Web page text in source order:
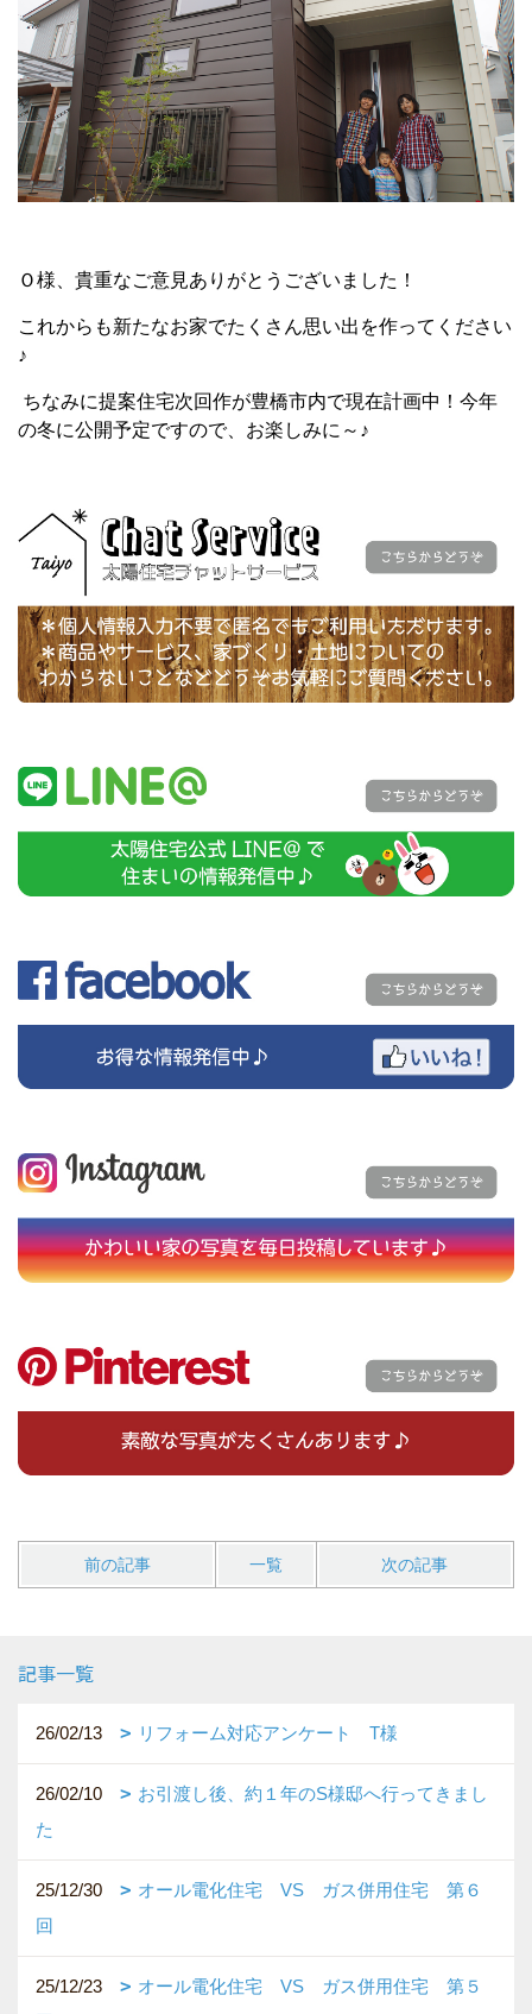
Ｏ様、貴重なご意見ありがとうございました！
これからも新たなお家でたくさん思い出を作ってください
♪
ちなみに提案住宅次回作が豊橋市内で現在計画中！今年
の冬に公開予定ですので、お楽しみに～♪
前の記事 一覧 次の記事
記事一覧
26/02/13 リフォーム対応アンケート T様
26/02/10
お引渡し後、約１年のS様邸へ行ってきまし
た
25/12/30
オール電化住宅 VS ガス併用住宅 第６
回
25/12/23
オール電化住宅 VS ガス併用住宅 第５